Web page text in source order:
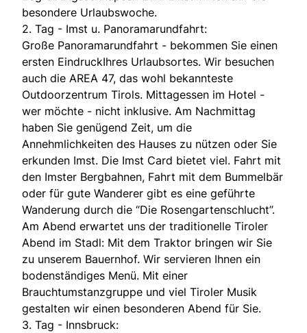
besondere Urlaubswoche.
2. Tag - Imst u. Panoramarundfahrt:
Große Panoramarundfahrt - bekommen Sie einen
ersten EindruckIhres Urlaubsortes. Wir besuchen
auch die AREA 47, das wohl bekannteste
Outdoorzentrum Tirols. Mittagessen im Hotel -
wer möchte - nicht inklusive. Am Nachmittag
haben Sie genügend Zeit, um die
Annehmlichkeiten des Hauses zu nützen oder Sie
erkunden Imst. Die Imst Card bietet viel. Fahrt mit
den Imster Bergbahnen, Fahrt mit dem Bummelbär
oder für gute Wanderer gibt es eine geführte
Wanderung durch die “Die Rosengartenschlucht”.
Am Abend erwartet uns der traditionelle Tiroler
Abend im Stadl: Mit dem Traktor bringen wir Sie
zu unserem Bauernhof. Wir servieren Ihnen ein
bodenständiges Menü. Mit einer
Brauchtumstanzgruppe und viel Tiroler Musik
gestalten wir einen besonderen Abend für Sie.
3. Tag - Innsbruck: